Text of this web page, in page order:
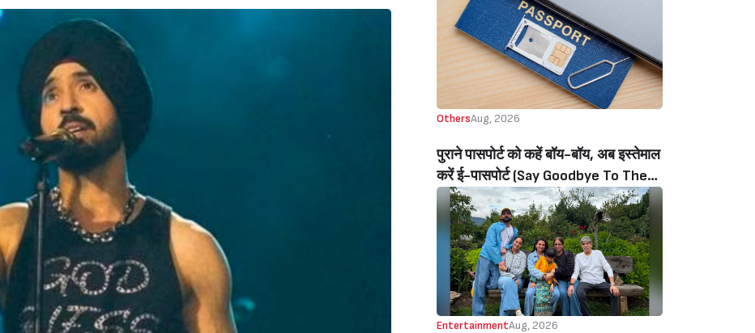
OthersAug, 2026
पुराने पासपोर्ट को कहें बॉय-बॉय, अब इस्तेमाल
करें ई-पासपोर्ट (Say Goodbye To The
Old Passport, Now Use The E-
Passport)
EntertainmentAug, 2026